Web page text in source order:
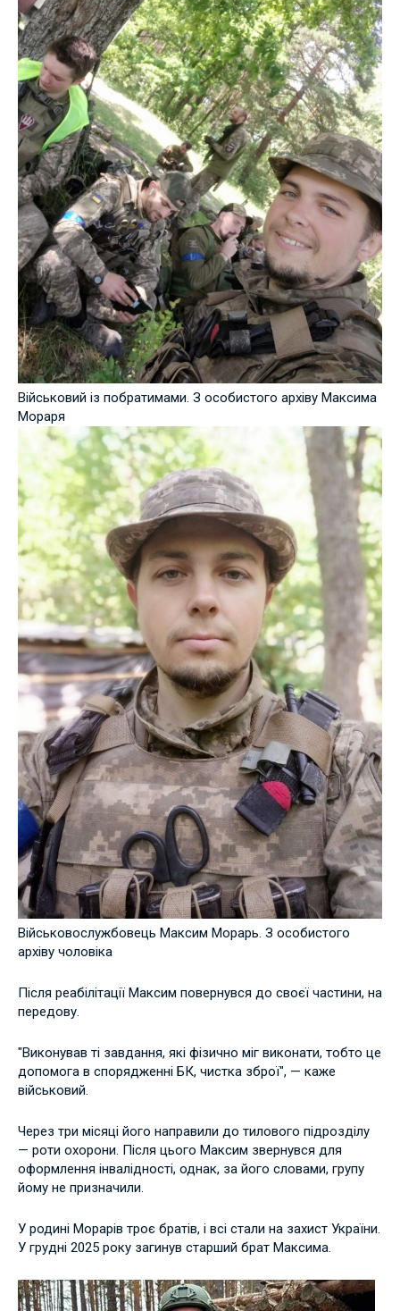
Військовий із побратимами. З особистого архіву Максима
Мораря
Військовослужбовець Максим Морарь. З особистого
архіву чоловіка
Після реабілітації Максим повернувся до своєї частини, на
передову.
"Виконував ті завдання, які фізично міг виконати, тобто це
допомога в спорядженні БК, чистка зброї", — каже
військовий.
Через три місяці його направили до тилового підрозділу
— роти охорони. Після цього Максим звернувся для
оформлення інвалідності, однак, за його словами, групу
йому не призначили.
У родині Морарів троє братів, і всі стали на захист України.
У грудні 2025 року загинув старший брат Максима.